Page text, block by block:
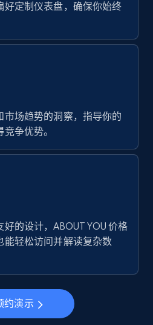
好定制仪表盘，确保你始终
市场趋势的洞察，指导你的
争优势。
的设计，ABOUT YOU 价格
能轻松访问并解读复杂数
约演示